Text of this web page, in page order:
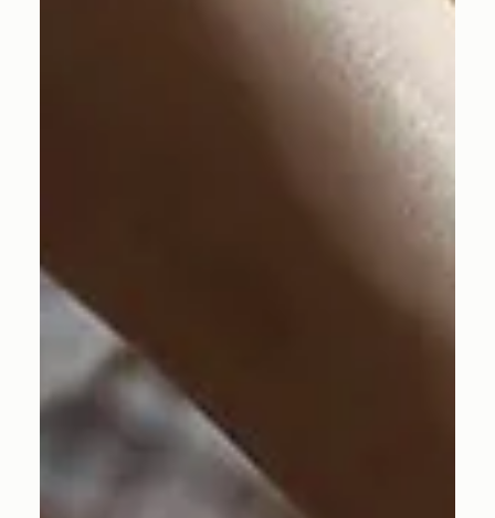
れのプロセス”を紐解く。」でもお伝えしたとおり、アーマ
WELLNESS SALONでは、施術の前のカウンセリング